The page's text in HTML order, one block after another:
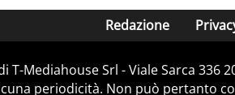
Redazione
Mediahouse Srl - Viale Sarca 336
periodicità. Non può pertanto